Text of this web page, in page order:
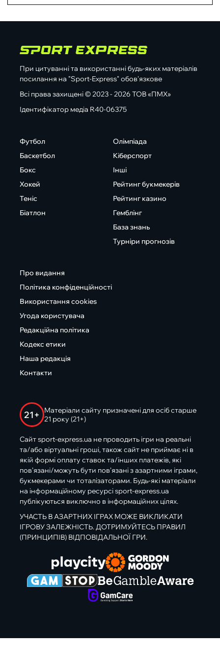
При цитуванні та використанні будь-яких матеріалів
посилання на "Sport-Express" обов'язкове
Всі права захищені © 2023 - 2026 ТОВ «ПМХ»
Ідентифікатор медіа R40-06375
Футбол
Баскетбол
Бокс
Хокей
Теніс
Біатлон
Олімпіада
Кіберспорт
Інші
Рейтинг букмекерів
Рейтинг казино
Гемблінг
База знань
Турніри прогнозів
Про видання
Політика конфіденційності
Використання cookies
Угода користувача
Редакційна політика
Кодекс етики
Наша редакція
Контакти
21+
Матеріали сайту призначені для осіб старше
21 року (21+)
Сайт sport-express.ua не проводить ігри на реальні
та/або віртуальні гроші, також сайт не приймає ні в
якій формі оплату ставок та/інших платежів, які
пов’язані/можуть бути пов’язані з азартними іграми,
букмекерами чи тоталізаторами. Будь-які матеріали
на інформаційному ресурсі sport-express.ua
публікуються виключно в інформаційних цілях.
УЧАСТЬ В АЗАРТНИХ ІГРАХ МОЖЕ ВИКЛИКАТИ
ІГРОВУ ЗАЛЕЖНІСТЬ. ДОТРИМУЙТЕСЬ ПРАВИЛ
(ПРИНЦИПІВ) ВІДПОВІДАЛЬНОЇ ГРИ.